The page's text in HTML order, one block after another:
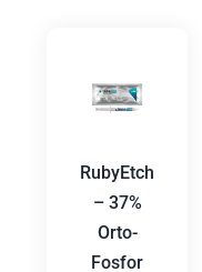
RubyEtch
– 37%
Orto-
Fosfor